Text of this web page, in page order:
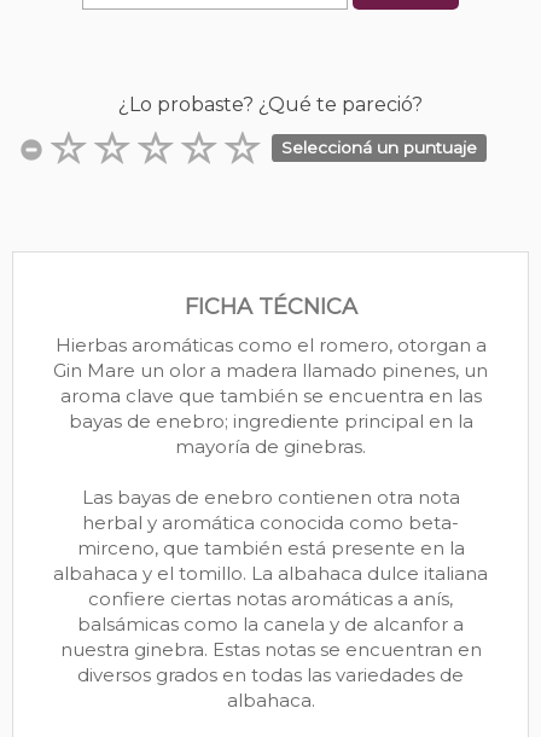
¿Lo probaste? ¿Qué te pareció?
Seleccioná un puntuaje
FICHA TÉCNICA
Hierbas aromáticas como el romero, otorgan a
Gin Mare un olor a madera llamado pinenes, un
aroma clave que también se encuentra en las
bayas de enebro; ingrediente principal en la
mayoría de ginebras.
Las bayas de enebro contienen otra nota
herbal y aromática conocida como beta-
mirceno, que también está presente en la
albahaca y el tomillo. La albahaca dulce italiana
confiere ciertas notas aromáticas a anís,
balsámicas como la canela y de alcanfor a
nuestra ginebra. Estas notas se encuentran en
diversos grados en todas las variedades de
albahaca.